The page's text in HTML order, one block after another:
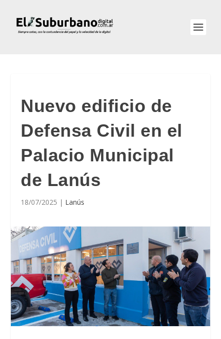
Nuevo edificio de
Defensa Civil en el
Palacio Municipal
de Lanús
18/07/2025 | Lanús